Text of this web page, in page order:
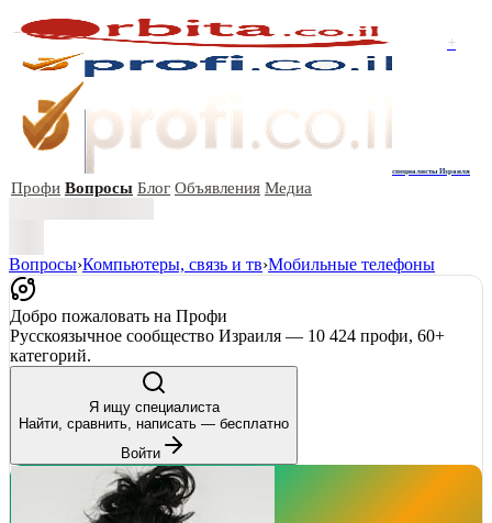
+
специалисты Израиля
Профи Вопросы Блог Объявления Медиа
Вопросы›Компьютеры, связь и тв›Мобильные телефоны
Добро пожаловать на Профи
Русскоязычное сообщество Израиля — 10 424 профи, 60+
категорий.
Я ищу специалиста
Найти, сравнить, написать — бесплатно
Войти